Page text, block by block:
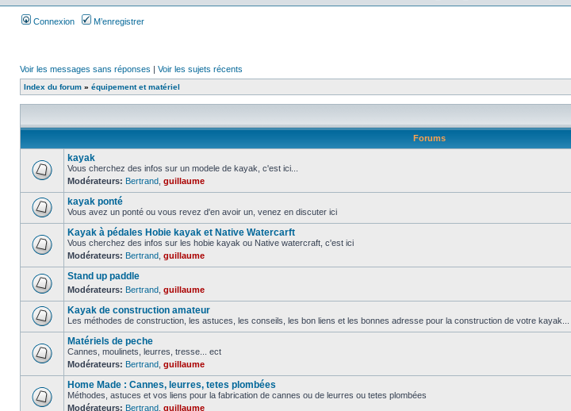
Connexion M’enregistrer
Voir les messages sans réponses | Voir les sujets récents
Index du forum » équipement et matériel
Forums
kayak
Vous cherchez des infos sur un modele de kayak, c'est ici...
Modérateurs: Bertrand guillaume
kayak ponté
Vous avez un ponté ou vous revez d'en avoir un, venez en discuter ici
Kayak à pédales Hobie kayak et Native Watercarft
Vous cherchez des infos sur les hobie kayak ou Native watercraft, c'est ici
Modérateurs: Bertrand guillaume
Stand up paddle
Modérateurs: Bertrand guillaume
Kayak de construction amateur
Les méthodes de construction, les astuces, les conseils, les bon liens et les bonnes adresse pour la construction de votre kayak...
Matériels de peche
Cannes, moulinets, leurres, tresse... ect
Modérateurs: Bertrand guillaume
Home Made : Cannes, leurres, tetes plombées
Méthodes, astuces et vos liens pour la fabrication de cannes ou de leurres ou tetes plombées
Modérateurs: Bertrand guillaume